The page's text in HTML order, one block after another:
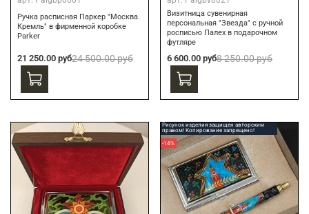
Ручка расписная Паркер "Москва.
Кремль" в фирменной коробке
Parker
21 250.00 руб24 500.00 руб
Визитница сувенирная
персональная "Звезда" с ручной
росписью Палех в подарочном
футляре
6 600.00 руб8 250.00 руб
Рисунок изделия защищен авторским
правом! Копирование запрещено!
-14%